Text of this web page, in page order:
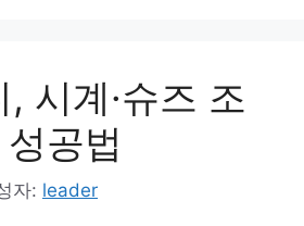
시계·슈즈 조
공법
자: leader